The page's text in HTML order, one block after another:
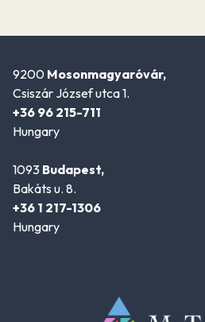
9200 Mosonmagyaróvár,
Csiszár József utca 1.
+36 96 215-711
Hungary
1093 Budapest,
Bakáts u. 8.
+36 1 217-1306
Hungary